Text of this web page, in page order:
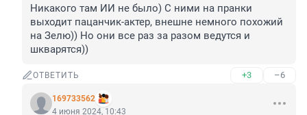
Никакого там ИИ не было) С ними на пранки
выходит пацанчик-актер, внешне немного похожий
на Зелю)) Но они все раз за разом ведутся и
шкварятся))
ОТВЕТИТЬ +3 –6
169733562
4 июня 2024, 10:43